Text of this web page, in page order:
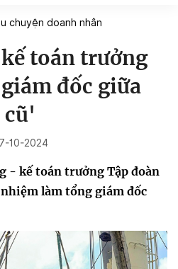
chuyện doanh nhân
toán trưởng
đốc giữa
10-2024
- kế toán trưởng Tập đoàn
làm tổng giám đốc